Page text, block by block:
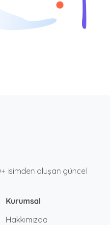
isimden oluşan güncel
Kurumsal
Hakkımızda